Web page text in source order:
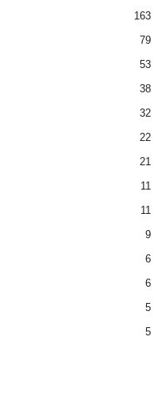
163
79
53
38
32
22
21
11
11
9
6
6
5
5